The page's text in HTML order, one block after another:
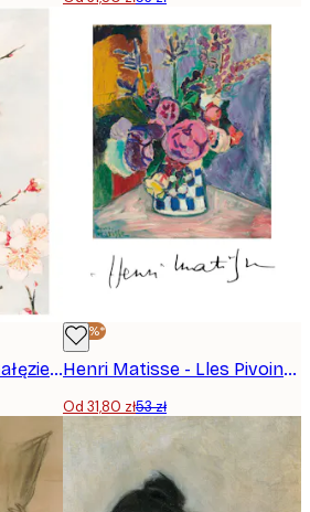
Megata Morikaga - Gałęzie śliwy z kwiatami Plakat
-40%*
Henri Matisse - Lles Pivoines Plakat
Od 31,80 zł53 zł